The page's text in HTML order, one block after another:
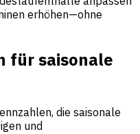
erhöhen—ohne
für saisonale
die saisonale
und